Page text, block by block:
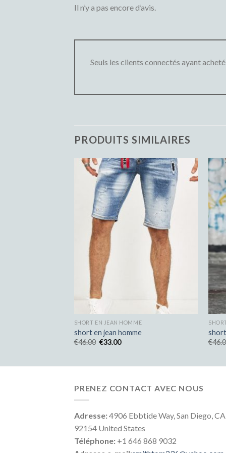
Il n’y a pas encore d’avis.
Seuls les clients connectés ayant
PRODUITS SIMILAIRES
SHORT EN JEAN HOMME
short en jean homme
€46.00 €33.00
short
€
PRENEZ CONTACT AVEC NOUS
Adresse:4906 Ebbtide Way, San Diego, CA
92154 United States
Téléphone: +1 646 868 9032